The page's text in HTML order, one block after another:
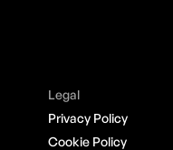
Legal
Privacy Policy
Cookie Policy